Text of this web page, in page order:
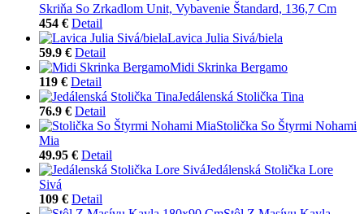
Skriňa So Zrkadlom Unit, Vybavenie Štandard, 136,7 Cm
454 € Detail
Lavica Julia Sivá/biela
59.9 € Detail
Midi Skrinka Bergamo
119 € Detail
Jedálenská Stolička Tina
76.9 € Detail
Stolička So Štyrmi Nohami
Mia
49.95 € Detail
Jedálenská Stolička Lore
Sivá
109 € Detail